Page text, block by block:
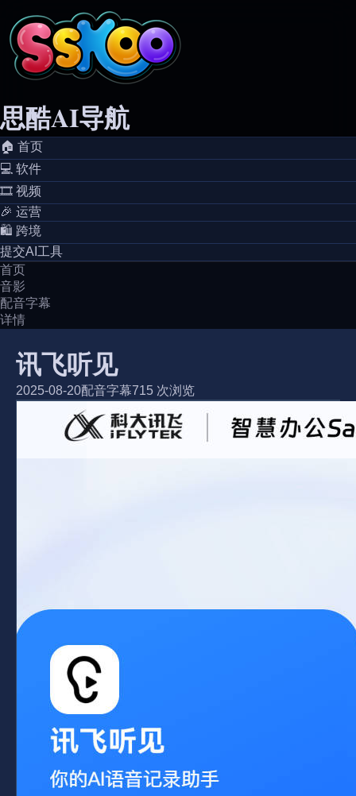
思酷AI导航
🏠️ 首页
💻️ 软件
🎞️ 视频
🎉 运营
🛍️ 跨境
提交AI工具
首页
音影
配音字幕
详情
讯飞听见
2025-08-20配音字幕715 次浏览